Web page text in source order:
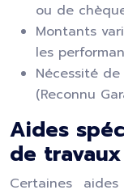
ou de
Montants
les
Nécessité
(Reconnu
Aides
de travaux
Certaines